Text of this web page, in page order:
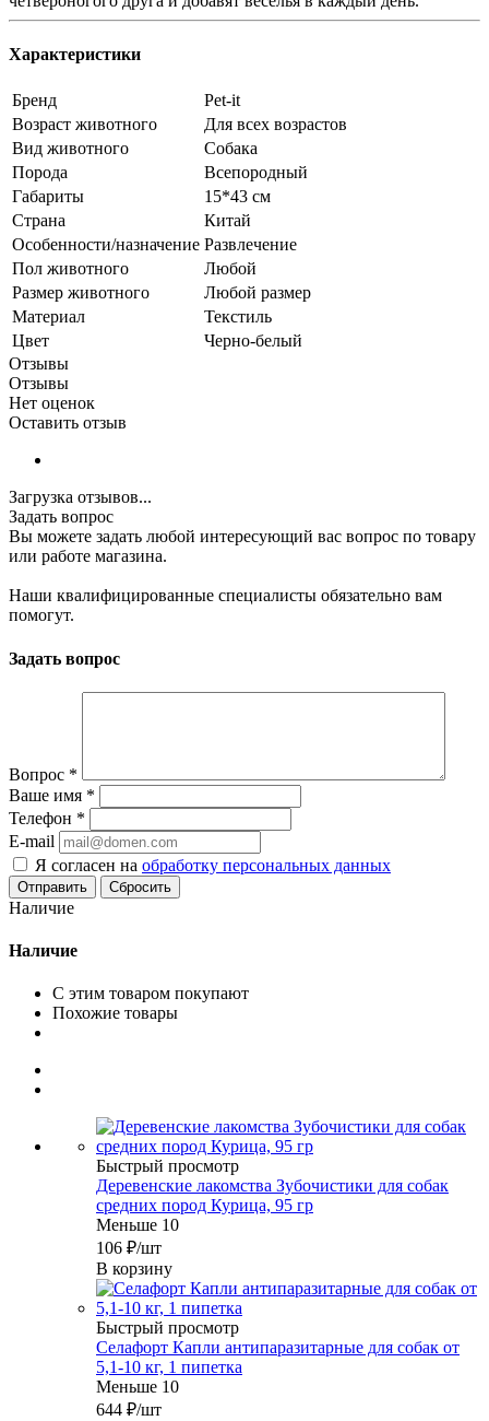
Характеристики
Бренд
Pet-it
Возраст животного
Для всех возрастов
Вид животного
Собака
Порода
Всепородный
Габариты
15*43 см
Страна
Китай
Особенности/назначение Развлечение
Пол животного
Любой
Размер животного
Любой размер
Материал
Текстиль
Цвет
Черно-белый
Отзывы
Отзывы
Нет оценок
Оставить отзыв
Загрузка отзывов...
Задать вопрос
Вы можете задать любой интересующий вас вопрос по товару
или работе магазина.
Наши квалифицированные специалисты обязательно вам
помогут.
Задать вопрос
Вопрос *
Ваше имя *
Телефон *
E-mail
Я согласен на обработку персональных данных
Сбросить
Наличие
Наличие
С этим товаром покупают
Похожие товары
Быстрый просмотр
Деревенские лакомства Зубочистики для собак
средних пород Курица, 95 гр
Меньше 10
106 ₽/шт
В корзину
Быстрый просмотр
Селафорт Капли антипаразитарные для собак от
5,1-10 кг, 1 пипетка
Меньше 10
644 ₽/шт